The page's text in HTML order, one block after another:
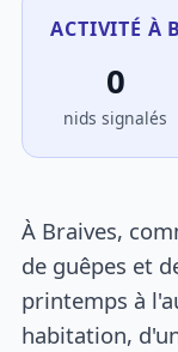
ACTIVITÉ À
0
nids signalés
À Braives,
de guêpes et
printemps à
habitation,